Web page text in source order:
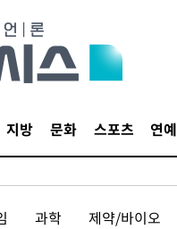
지방 문화 스포츠 연예
과학 제약/바이오